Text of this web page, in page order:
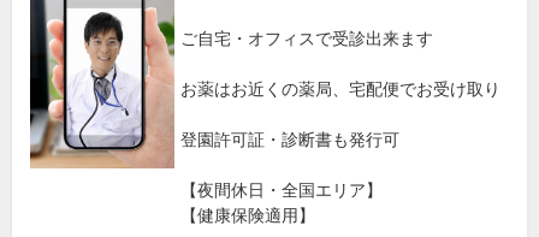
ご自宅・オフィスで受診出来ます
お薬はお近くの薬局、宅配便でお受け取り
登園許可証・診断書も発行可
【夜間休日・全国エリア】
【健康保険適用】